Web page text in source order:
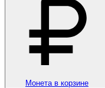
Монета в корзине